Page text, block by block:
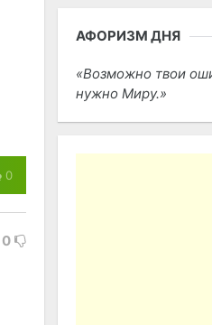
0
0
АФОРИЗМ ДНЯ
Возможно твои
нужно Миру.